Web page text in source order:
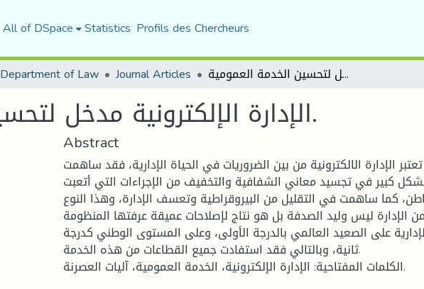
All of DSpace Statistics Profils des Chercheurs
Department of Law Journal Articles الإدارة الإلكترونية مدخل لتحسين الخدمة العمومية.
الإدارة الإلكترونية مدخل لتحسين الخدمة العمومية.
Abstract
تعتبر الإدارة الالكترونية من بين الضروريات في الحياة الإدارية، فقد ساهمت
كبير في تجسيد معاني الشفافية والتخفيف من الإجراءات التي أتعبت
كما ساهمت في التقليل من البيروقراطية وتعسف الإدارة، وهذا النوع
من الإدارة ليس وليد الصدفة بل هو نتاج لإصلاحات عميقة عرفتها المنظومة
على الصعيد العالمي بالدرجة الأولى، وعلى المستوى الوطني كدرجة
ثانية، وبالتالي فقد استفادت جميع القطاعات من هذه الخدمة.
الكلمات المفتاحية: الإدارة الإلكترونية، الخدمة العمومية، آليات العصرنة.